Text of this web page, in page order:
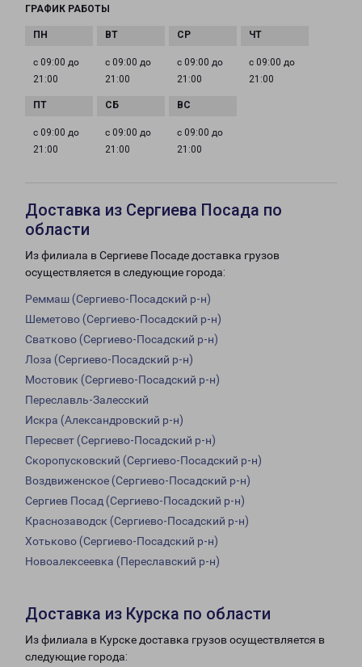
ГРАФИК РАБОТЫ
с 09:00 до
21:00
с 09:00 до
21:00
с 09:00 до
21:00
с 09:00 до
21:00
с 09:00 до
21:00
с 09:00 до
21:00
с 09:00 до
21:00
Доставка из Сергиева Посада по
области
Из филиала в Сергиеве Посаде доставка грузов
осуществляется в следующие города:
Реммаш (Сергиево-Посадский р-н)
Шеметово (Сергиево-Посадский р-н)
Сватково (Сергиево-Посадский р-н)
Лоза (Сергиево-Посадский р-н)
Мостовик (Сергиево-Посадский р-н)
Переславль-Залесский
Искра (Александровский р-н)
Пересвет (Сергиево-Посадский р-н)
Скоропусковский (Сергиево-Посадский р-н)
Воздвиженское (Сергиево-Посадский р-н)
Сергиев Посад (Сергиево-Посадский р-н)
Краснозаводск (Сергиево-Посадский р-н)
Хотьково (Сергиево-Посадский р-н)
Новоалексеевка (Переславский р-н)
Доставка из Курска по области
Из филиала в Курске доставка грузов осуществляется в
следующие города: